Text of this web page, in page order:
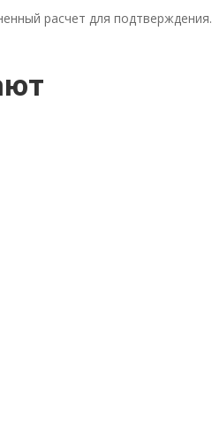
расчет для подтверждения.